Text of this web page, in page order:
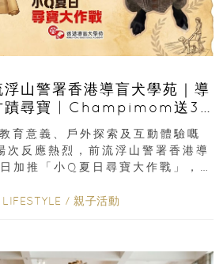
浮山警署香港導盲犬學苑｜導
蹟尋寶 | Champimom送3
育意義、戶外探索及互動體驗嘅
次反應熱烈，前流浮山警署香港導
加推「小Q夏日尋寶大作戰」，家
LIFESTYLE / 親子活動